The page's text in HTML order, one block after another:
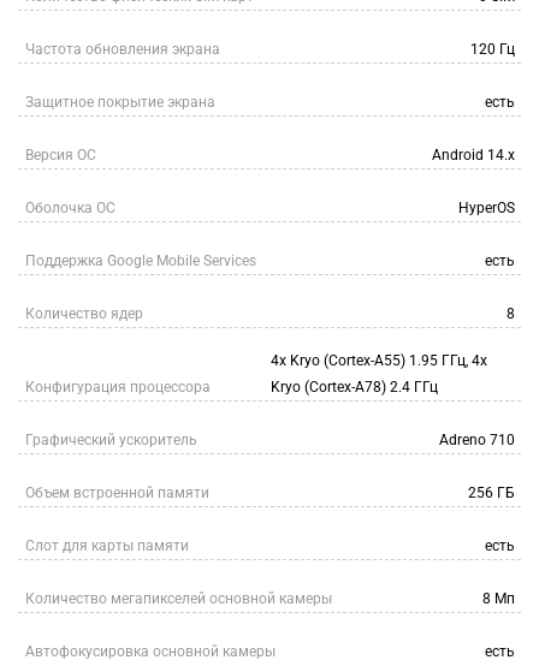
Частота обновления экрана 120 Гц
Защитное покрытие экрана есть
Версия ОС Android 14.x
Оболочка ОС HyperOS
Поддержка Google Mobile Services есть
Количество ядер 8
Конфигурация процессора
4x Kryo (Cortex-A55) 1.95 ГГц, 4x
Kryo (Cortex-A78) 2.4 ГГц
Графический ускоритель Adreno 710
Объем встроенной памяти 256 ГБ
Слот для карты памяти есть
Количество мегапикселей основной камеры 8 Мп
Автофокусировка основной камеры есть